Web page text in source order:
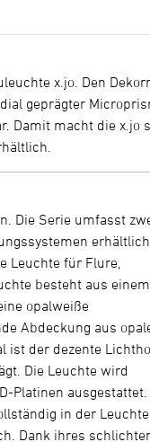
x.jo. Den
geprägter
Damit macht die x.jo
Die Serie umfasst
erhältlich.
Leuchte für Flure,
besteht aus einem
opalweiße
Abdeckung aus
ist der dezente
Die Leuchte wird
Platinen ausgestattet.
in der Leuchte
Dank ihres